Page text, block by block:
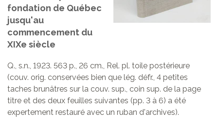
fondation de Québec
jusqu'au
commencement du
XIXe siècle
Q., s.n., 1923. 563 p., 26 cm., Rel. pl. toile postérieure
(couv. orig. conservées bien que lég. défr., 4 petites
taches brunâtres sur la couv. sup., coin sup. de la page
titre et des deux feuilles suivantes (pp. 3 à 6) a été
expertement restauré avec un ruban d'archives).